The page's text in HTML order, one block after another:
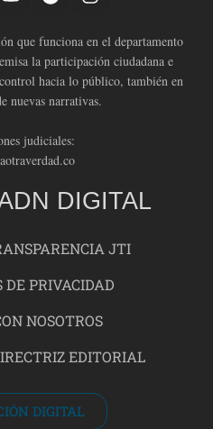
que funciona en el departamento
la participación ciudadana e
hacia lo público, también en
nuevas narrativas.
judiciales:
DIGITAL
JTI
DE PRIVACIDAD
NOSOTROS
EDITORIAL
DIGITAL